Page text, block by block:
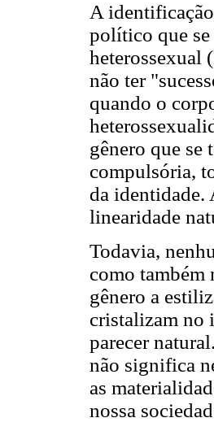
A
político que
heterossexual
não ter
quando o
gênero que se
compulsória,
da identidade.
linearidade
Todavia,
como também
gênero a
cristalizam no
parecer
não significa
as
nossa